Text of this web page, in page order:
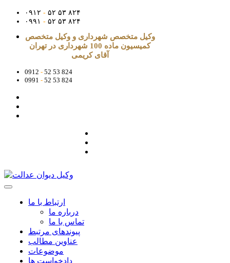
۰۹۱۲ - ۵۲ ۵۳ ۸۲۴
۰۹۹۱ - ۵۲ ۵۳ ۸۲۴
وکیل متخصص شهرداری و وکیل متخصص
کمیسیون ماده 100 شهرداری در تهران
آقای کریمی
0912 - 52 53 824
0991 - 52 53 824
ارتباط با ما
درباره ما
تماس با ما
پیوندهای مرتبط
عناوین مطالب
موضوعات
دادخواست ها